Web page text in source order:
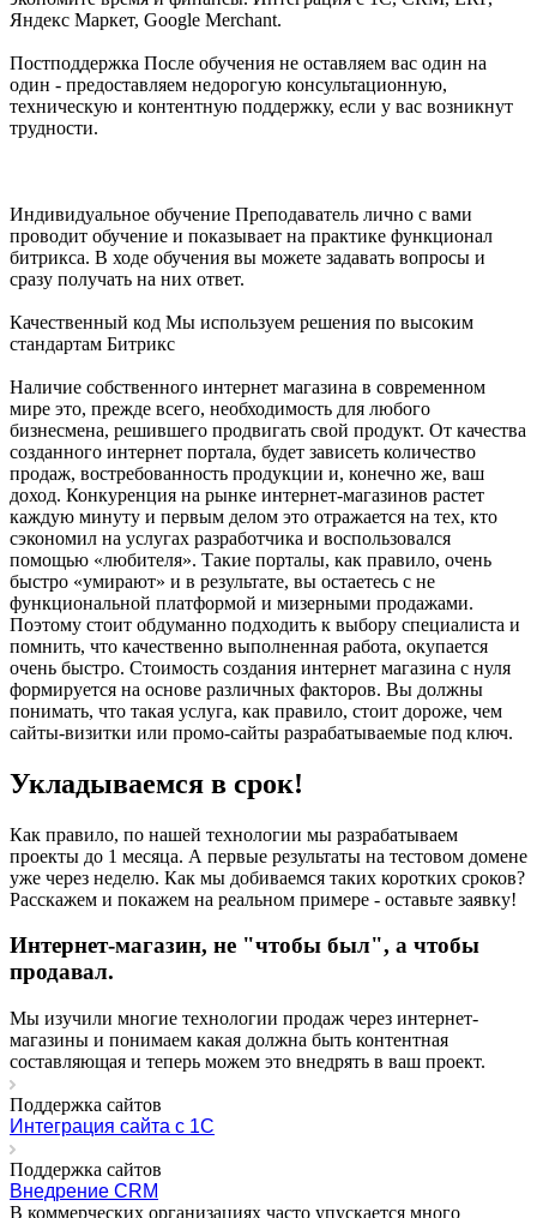
Яндекс Маркет, Google Merchant.
Постподдержка После обучения не оставляем вас один на
один - предоставляем недорогую консультационную,
техническую и контентную поддержку, если у вас возникнут
трудности.
Индивидуальное обучение Преподаватель лично с вами
проводит обучение и показывает на практике функционал
битрикса. В ходе обучения вы можете задавать вопросы и
сразу получать на них ответ.
Качественный код Мы используем решения по высоким
стандартам Битрикс
Наличие собственного интернет магазина в современном
мире это, прежде всего, необходимость для любого
бизнесмена, решившего продвигать свой продукт. От качества
созданного интернет портала, будет зависеть количество
продаж, востребованность продукции и, конечно же, ваш
доход. Конкуренция на рынке интернет-магазинов растет
каждую минуту и первым делом это отражается на тех, кто
сэкономил на услугах разработчика и воспользовался
помощью «любителя». Такие порталы, как правило, очень
быстро «умирают» и в результате, вы остаетесь с не
функциональной платформой и мизерными продажами.
Поэтому стоит обдуманно подходить к выбору специалиста и
помнить, что качественно выполненная работа, окупается
очень быстро. Стоимость создания интернет магазина с нуля
формируется на основе различных факторов. Вы должны
понимать, что такая услуга, как правило, стоит дороже, чем
сайты-визитки или промо-сайты разрабатываемые под ключ.
Укладываемся в срок!
Как правило, по нашей технологии мы разрабатываем
проекты до 1 месяца. А первые результаты на тестовом домене
уже через неделю. Как мы добиваемся таких коротких сроков?
Расскажем и покажем на реальном примере - оставьте заявку!
Интернет-магазин, не "чтобы был", а чтобы
продавал.
Мы изучили многие технологии продаж через интернет-
магазины и понимаем какая должна быть контентная
составляющая и теперь можем это внедрять в ваш проект.
Поддержка сайтов
Интеграция сайта с 1С
Поддержка сайтов
Внедрение CRM
В коммерческих организациях часто упускается много